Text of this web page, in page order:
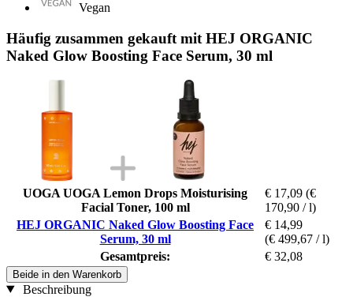
Vegan
Häufig zusammen gekauft mit HEJ ORGANIC
Naked Glow Boosting Face Serum, 30 ml
UOGA UOGA Lemon Drops Moisturising
Facial Toner, 100 ml
€ 17,09 (€
170,90 / l)
HEJ ORGANIC Naked Glow Boosting Face
Serum, 30 ml
€ 14,99
(€ 499,67 / l)
Gesamtpreis:
€ 32,08
Beide in den Warenkorb
Beschreibung